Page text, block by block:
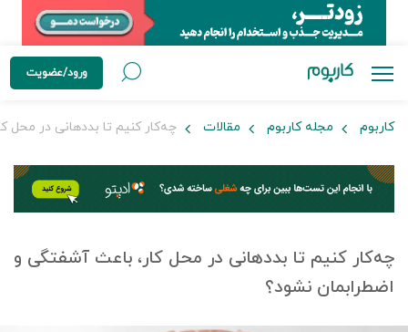
ورود/عضویت
کاربوم مجله کاربوم مقالات چه‌کار کنیم تا بددهانی در محل
چه‌کار کنیم تا بددهانی در محل کار، باعث آشفتگی و
اضطرابمان نشود؟